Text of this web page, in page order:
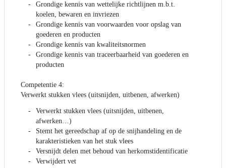
Grondige kennis van wettelijke richtlijnen m.b.t.
koelen, bewaren en invriezen
Grondige kennis van voorwaarden voor opslag van
goederen en producten
Grondige kennis van kwaliteitsnormen
Grondige kennis van traceerbaarheid van goederen en
producten
Competentie 4:
Verwerkt stukken vlees (uitsnijden, uitbenen, afwerken)
Verwerkt stukken vlees (uitsnijden, uitbenen,
afwerken…)
Stemt het gereedschap af op de snijhandeling en de
karakteristieken van het stuk vlees
Versnijdt delen met behoud van herkomstidentificatie
Verwijdert vet